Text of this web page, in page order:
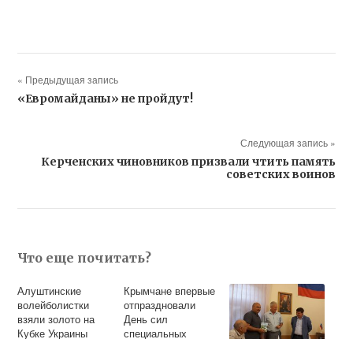
« Предыдущая запись
«Евромайданы» не пройдут!
Следующая запись »
Керченских чиновников призвали чтить память
советских воинов
Что еще почитать?
Алуштинские
волейболистки
взяли золото на
Кубке Украины
Крымчане впервые
отпраздновали
День сил
специальных